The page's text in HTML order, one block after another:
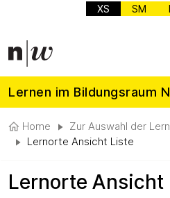
XS SM
Lernen im Bildungsraum
Home
Zur Auswahl der
Lernorte Ansicht Liste
Lernorte Ansicht